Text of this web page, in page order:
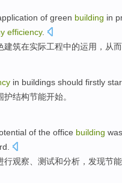
of green building in
efficiency.
建筑在实际工程中的运用 ， 从而
in buildings should firstly
护结构节能开始。
of the office building was
行观察、测试和分析， 发现节能